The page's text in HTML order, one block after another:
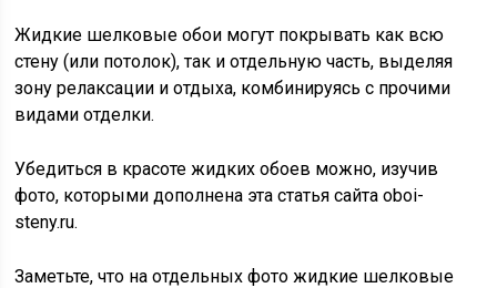
Жидкие шелковые обои могут покрывать как всю
стену (или потолок), так и отдельную часть, выделяя
зону релаксации и отдыха, комбинируясь с прочими
видами отделки.
Убедиться в красоте жидких обоев можно, изучив
фото, которыми дополнена эта статья сайта oboi-
steny.ru.
Заметьте, что на отдельных фото жидкие шелковые